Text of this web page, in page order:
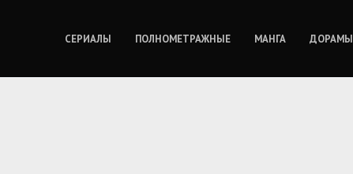
СЕРИАЛЫ ПОЛНОМЕТРАЖНЫЕ МАНГА ДОРАМЫ